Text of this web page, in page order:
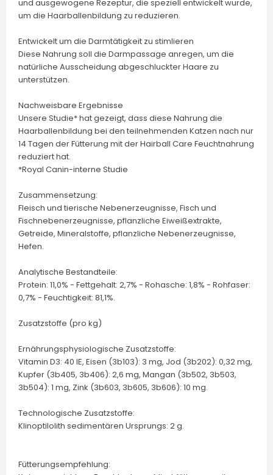
und ausgewogene Rezeptur, die speziell entwickelt wurde,
um die Haarballenbildung zu reduzieren.
Entwickelt um die Darmtätigkeit zu stimlieren
Diese Nahrung soll die Darmpassage anregen, um die
natürliche Ausscheidung abgeschluckter Haare zu
unterstützen.
Nachweisbare Ergebnisse
Unsere Studie* hat gezeigt, dass diese Nahrung die
Haarballenbildung bei den teilnehmenden Katzen nach nur
14 Tagen der Fütterung mit der Hairball Care Feuchtnahrung
reduziert hat.
*Royal Canin-interne Studie
Zusammensetzung:
Fleisch und tierische Nebenerzeugnisse, Fisch und
Fischnebenerzeugnisse, pflanzliche Eiweißextrakte,
Getreide, Mineralstoffe, pflanzliche Nebenerzeugnisse,
Hefen.
Analytische Bestandteile:
Protein: 11,0% - Fettgehalt: 2,7% - Rohasche: 1,8% - Rohfaser:
0,7% - Feuchtigkeit: 81,1%.
Zusatzstoffe (pro kg)
Ernährungsphysiologische Zusatzstoffe:
Vitamin D3: 40 IE, Eisen (3b103): 3 mg, Jod (3b202): 0,32 mg,
Kupfer (3b405, 3b406): 2,6 mg, Mangan (3b502, 3b503,
3b504): 1 mg, Zink (3b603, 3b605, 3b606): 10 mg.
Technologische Zusatzstoffe:
Klinoptilolith sedimentären Ursprungs: 2 g.
Fütterungsempfehlung: